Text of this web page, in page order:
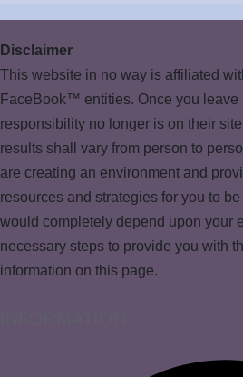
Disclaimer
This website in no way is affiliated
FaceBook™ entities. Once you
responsibility no longer is on their
results shall vary from person to
are creating an environment and
resources and strategies for you to
would completely depend upon your
necessary steps to provide you with
information on this page.